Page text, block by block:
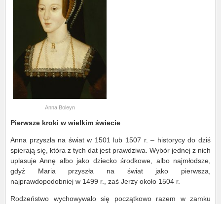
Anna Boleyn
Pierwsze kroki w wielkim świecie
Anna przyszła na świat w 1501 lub 1507 r. – historycy do dziś
spierają się, która z tych dat jest prawdziwa. Wybór jednej z nich
uplasuje Annę albo jako dziecko środkowe, albo najmłodsze,
gdyż Maria przyszła na świat jako pierwsza,
najprawdopodobniej w 1499 r., zaś Jerzy około 1504 r.
Rodzeństwo wychowywało się początkowo razem w zamku